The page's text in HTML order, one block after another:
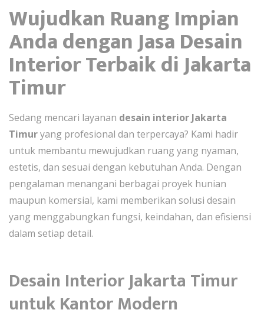
Wujudkan Ruang Impian
Anda dengan Jasa Desain
Interior Terbaik di Jakarta
Timur
Sedang mencari layanan desain interior Jakarta
Timuryang profesional dan terpercaya? Kami hadir
untuk membantu mewujudkan ruang yang nyaman,
estetis, dan sesuai dengan kebutuhan Anda. Dengan
pengalaman menangani berbagai proyek hunian
maupun komersial, kami memberikan solusi desain
yang menggabungkan fungsi, keindahan, dan efisiensi
dalam setiap detail.
Desain Interior Jakarta Timur
untuk Kantor Modern